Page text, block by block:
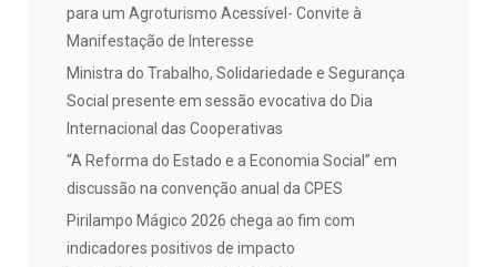
para um Agroturismo Acessível- Convite à
Manifestação de Interesse
Ministra do Trabalho, Solidariedade e Segurança
Social presente em sessão evocativa do Dia
Internacional das Cooperativas
“A Reforma do Estado e a Economia Social” em
discussão na convenção anual da CPES
Pirilampo Mágico 2026 chega ao fim com
indicadores positivos de impacto